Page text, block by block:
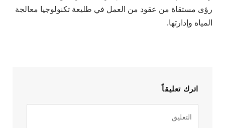
رؤى مستقاة من عقود من العمل في طليعة تكنولوجيا معالجة
المياه وإدارتها.
اترك تعليقاً